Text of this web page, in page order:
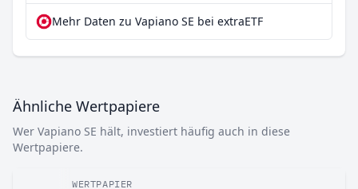
Mehr Daten zu Vapiano SE bei extraETF
Ähnliche Wertpapiere
Wer Vapiano SE hält, investiert häufig auch in diese
Wertpapiere.
WERTPAPIER